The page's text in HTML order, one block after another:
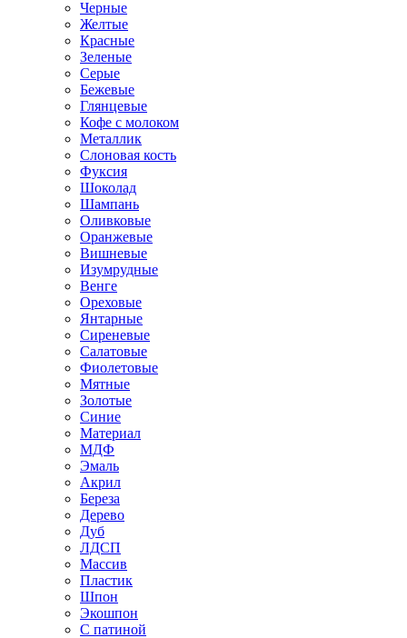
Черные
Желтые
Красные
Зеленые
Серые
Бежевые
Глянцевые
Кофе с молоком
Металлик
Слоновая кость
Фуксия
Шоколад
Шампань
Оливковые
Оранжевые
Вишневые
Изумрудные
Венге
Ореховые
Янтарные
Сиреневые
Салатовые
Фиолетовые
Мятные
Золотые
Синие
Материал
МДФ
Эмаль
Акрил
Береза
Дерево
Дуб
ЛДСП
Массив
Пластик
Шпон
Экошпон
С патиной